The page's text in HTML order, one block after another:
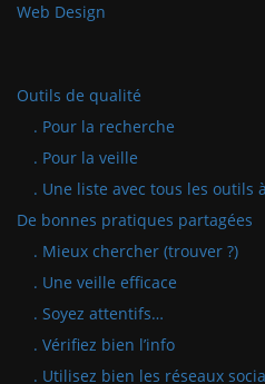
Web Design
Outils de qualité
. Pour la recherche
. Pour la veille
. Une liste avec tous les outils
De bonnes pratiques partagées
. Mieux chercher (trouver ?)
. Une veille efficace
. Soyez attentifs…
. Vérifiez bien l’info
. Utilisez bien les réseaux